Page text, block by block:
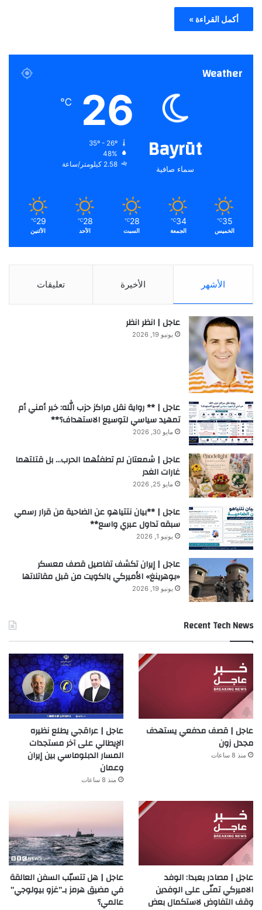
أكمل القراءة »
Weather
Bayrūt
سماء صافية
26
℃
48%
2.58 كيلومتر/ساعة
35
℃
الخميس
34
℃
الجمعة
28
℃
السبت
28
℃
الأحد
29
℃
الأثنين
الأشهر الأخيرة تعليقات
عاجل | انظر انظر
يونيو 19, 2026
عاجل | ** رواية نقل مراكز حزب الله: خبر أمني أم
تمهيد سياسي لتوسيع الاستهداف؟**
مايو 30, 2026
عاجل | شمعتان لم تطفئهما الحرب… بل قتلتهما
غارات الغدر
مايو 25, 2026
عاجل | **بيان نتتياهو عن الضاحية من قرار رسمي
سبقه تداول عبري واسع**
يونيو 1, 2026
عاجل | إيران تكشف تفاصيل قصف معسكر
«بوهرينغ» الأميركي بالكويت من قبل مقاتلاتها
يونيو 19, 2026
Recent Tech News
عاجل | قصف مدفعي يستهدف
مجدل زون
منذ 8 ساعات
عاجل | عراقجي يطلع نظيره
الإيطالي على آخر مستجدات
المسار الدبلوماسي بين إيران
وعمان
منذ 8 ساعات
عاجل | مصادر بعبدا: الوفد
الاميركي تمنّى على الوفدين
وقف التفاوض لاستكمال بعض
عاجل | هل تتسبّب السفن العالقة
في مضيق هرمز بـ”غزو بيولوجي”
عالمي؟